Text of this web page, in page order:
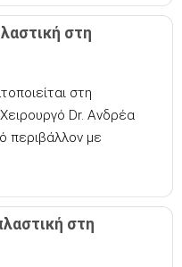
στη
στη
Dr. Ανδρέα
περιβάλλον με
στη